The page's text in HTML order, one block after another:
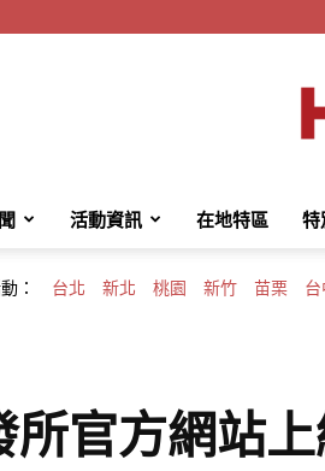
活動資訊 在地特區 特
： 台北 新北 桃園 新竹 苗栗 台
所官方網站